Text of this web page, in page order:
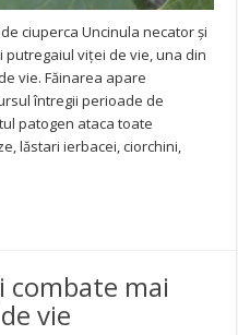
ciuperca Uncinula necator şi
putregaiul viţei de vie, una din
vie. Făinarea apare
întregii perioade de
patogen ataca toate
lăstari ierbacei, ciorchini,
combate mai
vie